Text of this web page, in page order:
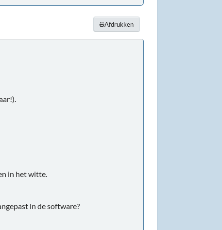
Afdrukken
in het witte.
in de software?